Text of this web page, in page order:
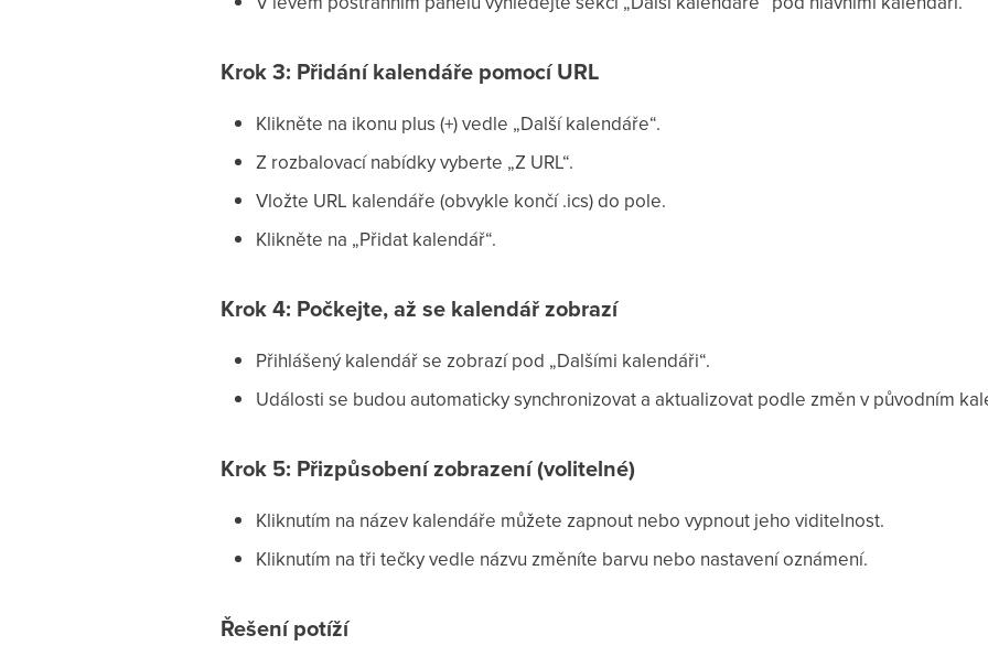
Krok 3: Přidání kalendáře pomocí URL
Klikněte na ikonu plus (+) vedle „Další kalendáře“.
Z rozbalovací nabídky vyberte „Z URL“.
Vložte URL kalendáře (obvykle končí .ics) do pole.
Klikněte na „Přidat kalendář“.
Krok 4: Počkejte, až se kalendář zobrazí
Přihlášený kalendář se zobrazí pod „Dalšími kalendáři“.
Události se budou automaticky synchronizovat a aktualizovat podle změn v původním
Krok 5: Přizpůsobení zobrazení (volitelné)
Kliknutím na název kalendáře můžete zapnout nebo vypnout jeho viditelnost.
Kliknutím na tři tečky vedle názvu změníte barvu nebo nastavení oznámení.
Řešení potíží